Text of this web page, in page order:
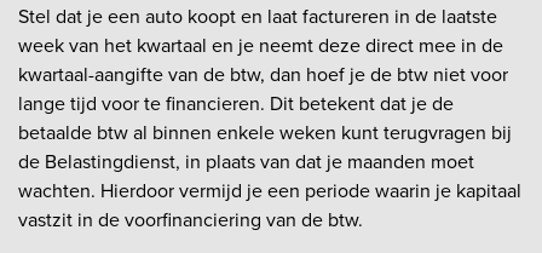
Stel dat je een auto koopt en laat factureren in de laatste
week van het kwartaal en je neemt deze direct mee in de
kwartaal-aangifte van de btw, dan hoef je de btw niet voor
lange tijd voor te financieren. Dit betekent dat je de
betaalde btw al binnen enkele weken kunt terugvragen bij
de Belastingdienst, in plaats van dat je maanden moet
wachten. Hierdoor vermijd je een periode waarin je kapitaal
vastzit in de voorfinanciering van de btw.